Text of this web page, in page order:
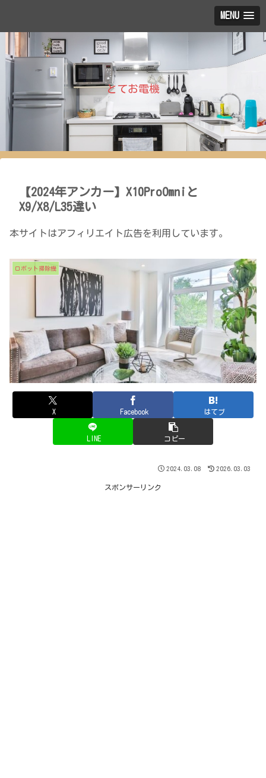
MENU
とてお電機
【2024年アンカー】X10ProOmniと
X9/X8/L35違い
本サイトはアフィリエイト広告を利用しています。
ロボット掃除機
X Facebook はてブ
LINE コピー
2024.03.08 2026.03.03
スポンサーリンク